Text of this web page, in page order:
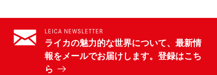
LEICA NEWSLETTER
ライカの魅力的な世界について、最新情
報をメールでお届けします。登録はこち
ら